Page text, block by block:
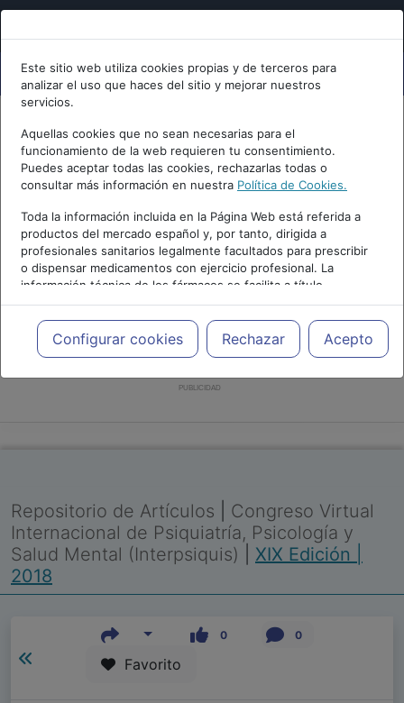
Este sitio web utiliza cookies propias y de terceros para
analizar el uso que haces del sitio y mejorar nuestros
servicios.
Aquellas cookies que no sean necesarias para el
funcionamiento de la web requieren tu consentimiento.
Puedes aceptar todas las cookies, rechazarlas todas o
consultar más información en nuestra Política de Cookies.
Toda la información incluida en la Página Web está referida a
productos del mercado español y, por tanto, dirigida a
profesionales sanitarios legalmente facultados para prescribir
o dispensar medicamentos con ejercicio profesional. La
información técnica de los fármacos se facilita a título
meramente informativo, siendo responsabilidad de los
profesionales facultados prescribir medicamentos y decidir, en
cada caso concreto, el tratamiento más adecuado a las
necesidades del paciente.
Configurar cookies Rechazar Acepto
PUBLICIDAD
Repositorio de Artículos
Congreso Virtual
Internacional de Psiquiatría, Psicología y
Salud Mental (Interpsiquis)
XIX Edición |
2018
0 0
Favorito